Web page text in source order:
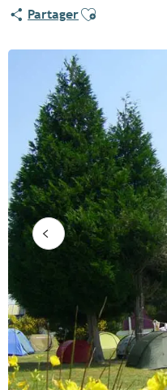
PartagerAjouter aux